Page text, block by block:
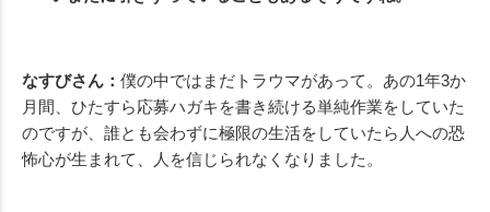
なすびさん： 僕の中ではまだトラウマがあって。あの1年3か
月間、ひたすら応募ハガキを書き続ける単純作業をしていた
のですが、誰とも会わずに極限の生活をしていたら人への恐
怖心が生まれて、人を信じられなくなりました。